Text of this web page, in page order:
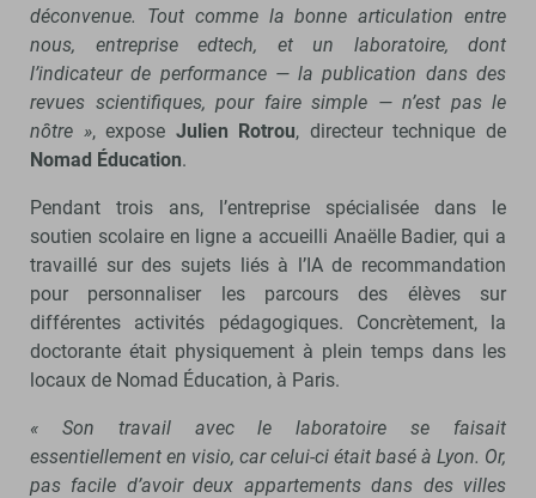
déconvenue. Tout comme la bonne articulation entre
nous, entreprise edtech, et un laboratoire, dont
l’indicateur de performance — la publication dans des
revues scientifiques, pour faire simple — n’est pas le
nôtre », expose Julien Rotrou, directeur technique de
Nomad Éducation.
Pendant trois ans, l’entreprise spécialisée dans le
soutien scolaire en ligne a accueilli Anaëlle Badier, qui a
travaillé sur des sujets liés à l’IA de recommandation
pour personnaliser les parcours des élèves sur
différentes activités pédagogiques. Concrètement, la
doctorante était physiquement à plein temps dans les
locaux de Nomad Éducation, à Paris.
« Son travail avec le laboratoire se faisait
essentiellement en visio, car celui-ci était basé à Lyon. Or,
pas facile d’avoir deux appartements dans des villes